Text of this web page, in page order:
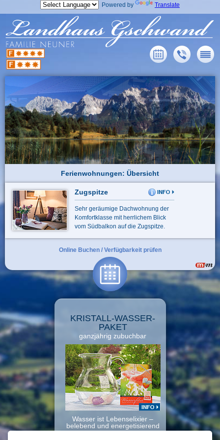
Powered by Translate
Ferienwohnungen: Übersicht
Zugspitze
Sehr geräumige Dachwohnung der
Komfortklasse mit herrlichem Blick
vom Südbalkon auf die Zugspitze.
Online Buchen / Verfügbarkeit prüfen
KRISTALL-WASSER-
PAKET
ganzjährig zubuchbar
Wasser ist Lebenselixier –
belebend und energetisierend